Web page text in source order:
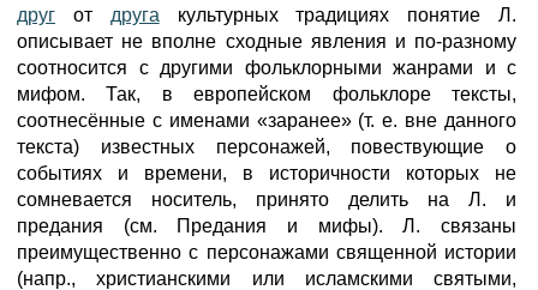
друг от друга культурных традициях понятие Л.
описывает не вполне сходные явления и по-разному
соотносится с другими фольклорными жанрами и с
мифом. Так, в европейском фольклоре тексты,
соотнесённые с именами «заранее» (т. е. вне данного
текста) известных персонажей, повествующие о
событиях и времени, в историчности которых не
сомневается носитель, принято делить на Л. и
предания (см. Предания и мифы). Л. связаны
преимущественно с персонажами священной истории
(напр., христианскими или исламскими святыми,